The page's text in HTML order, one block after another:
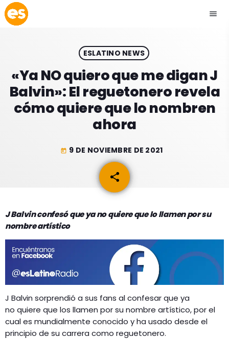
menu
play_arrow EMISIÓN LA PAZ
play_arrow EMISIÓN COCHABAMBA
ESLATINO NEWS
ESPECTÁCULOS
GEEKERS
MÚSICA
INICIO
RADIO SPLENDID
CONTACTO
ESLATINO NEWS
«Ya NO quiero que me digan J
Balvin»: El reguetonero revela
cómo quiere que lo nombren
ahora
today 9 DE NOVIEMBRE DE 2021
share
email
J Balvin confesó que ya no quiere que lo llamen por su
nombre artístico
J Balvin sorprendió a sus fans al confesar que ya
no quiere que los llamen por su nombre artístico, por el
cual es mundialmente conocido y ha usado desde el
principio de su carrera como reguetonero.